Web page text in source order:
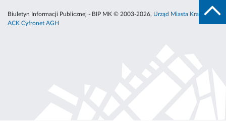
Biuletyn Informacji Publicznej - BIP MK © 2003-2026, Urząd Miasta Krakowa
ACK Cyfronet AGH